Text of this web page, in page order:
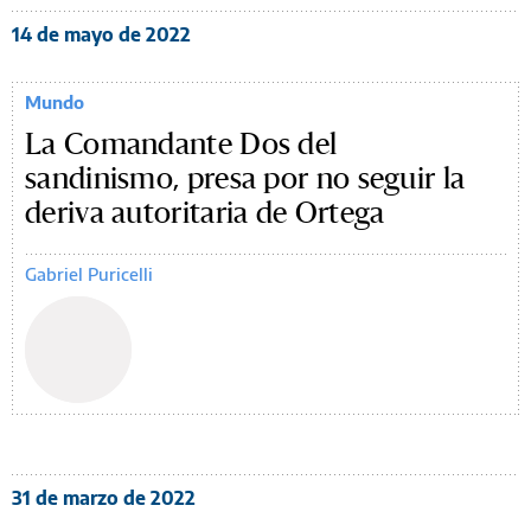
14 de mayo de 2022
Mundo
La Comandante Dos del
sandinismo, presa por no seguir la
deriva autoritaria de Ortega
Gabriel Puricelli
31 de marzo de 2022